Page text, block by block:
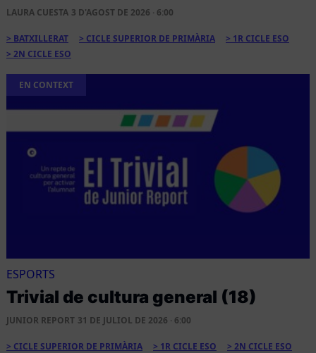
LAURA CUESTA 3 D'AGOST DE 2026 · 6:00
BATXILLERAT CICLE SUPERIOR DE PRIMÀRIA
1R CICLE ESO
2N CICLE ESO
EN CONTEXT
ESPORTS
Trivial de cultura general (18)
JUNIOR REPORT 31 DE JULIOL DE 2026 · 6:00
CICLE SUPERIOR DE PRIMÀRIA 1R CICLE ESO
2N CICLE ESO